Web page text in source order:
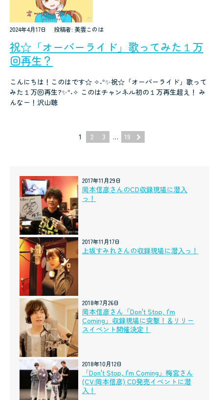
2024年4月17日 投稿者: 美雲このは
祝☆「オーバーライド」歌ってみた１万
回再生？
こんにちは！このはです☆ ✧˖°✨祝☆「オーバーライド」歌って
みた１万回再生?✨°˖✧ このはチャンネル初の１万再生超え！ み
んなー！沢山聴
1 2 3 … 19
2017年11月29日
岡本信彦さんのCD収録現場に潜入
っ！
2017年11月17日
上坂すみれさんの収録現場に潜入っ！
2018年7月26日
岡本信彦さん「Don't Stop, I'm
Coming」収録現場に突撃！＆リリー
スイベント開催決定！
2018年10月12日
「Don't Stop, I'm Coming」梅宮さん
(CV:岡本信彦) CD発売イベントに潜
入！